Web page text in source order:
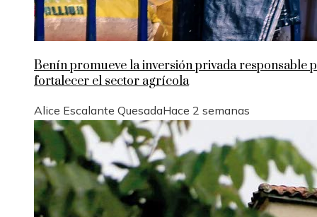
Benín promueve la inversión privada responsable
fortalecer el sector agrícola
Alice Escalante QuesadaHace 2 semanas